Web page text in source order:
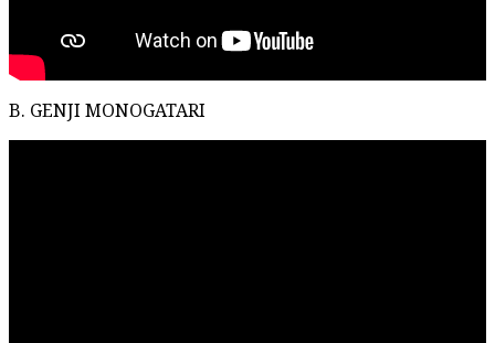
B. GENJI MONOGATARI